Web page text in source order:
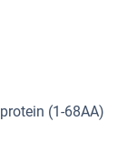
(1-68AA)